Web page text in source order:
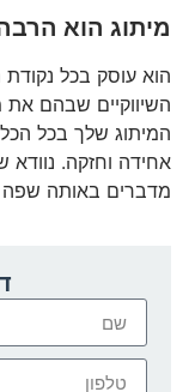
מיתוג הוא
הוא עוסק בכל
השיווקיים שבהם
המיתוג שלך בכל
אחידה וחזקה. נוודא
מדברים באותה שפה